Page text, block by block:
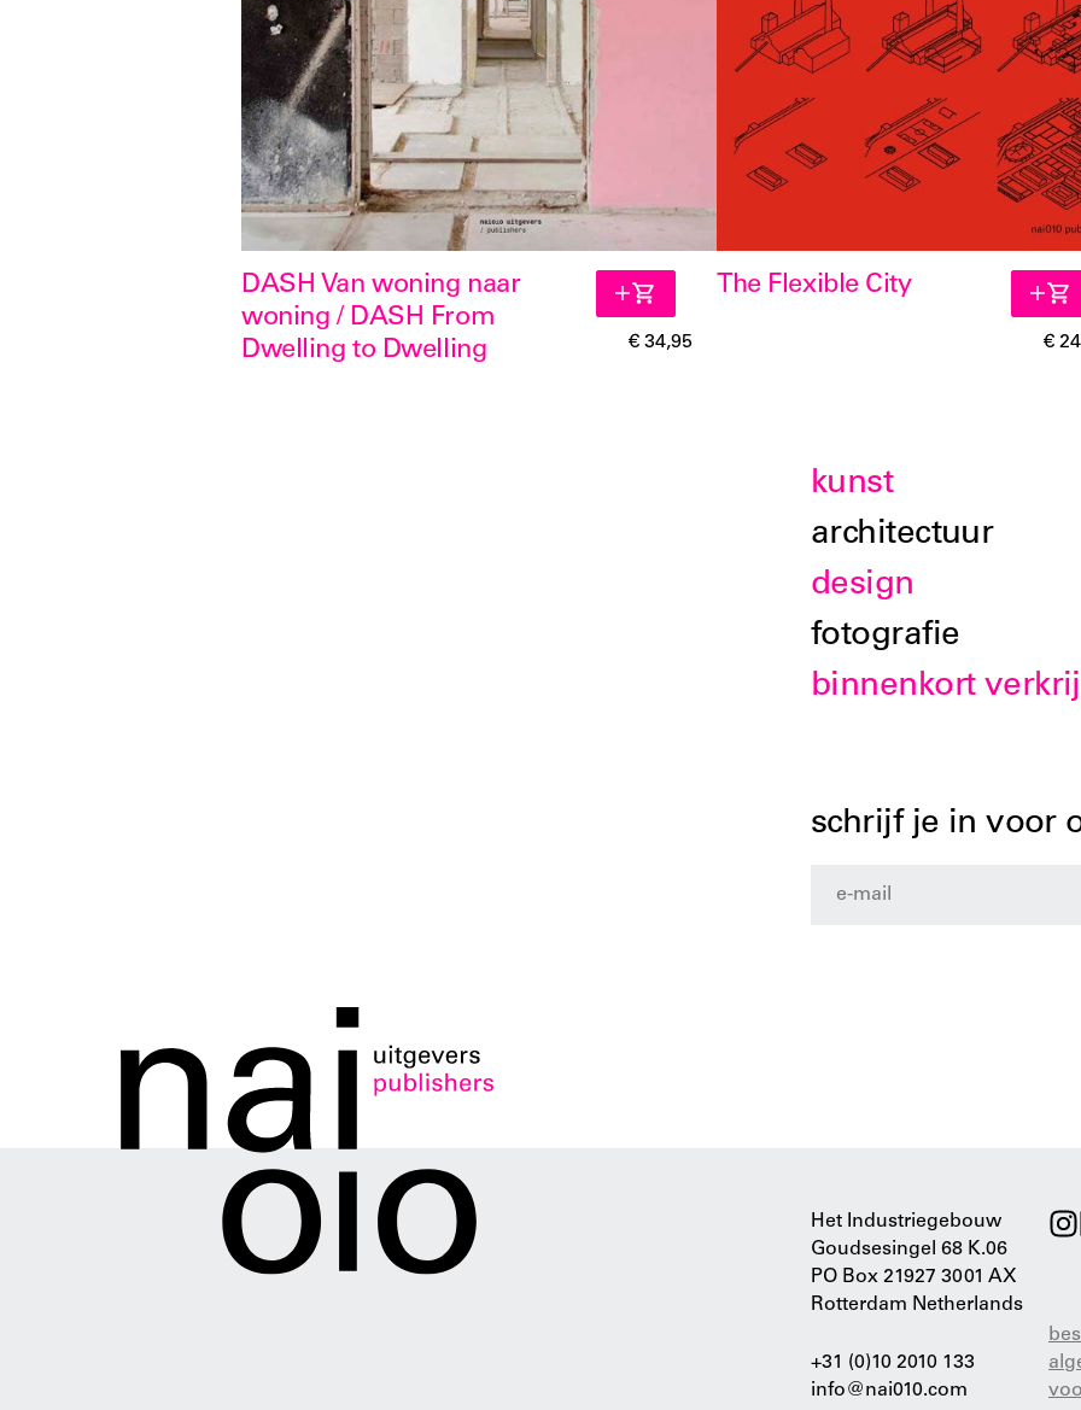
DASH Van woning naar
woning / DASH From
Dwelling to Dwelling
€ 34,95
The Flexible City
€
kunst
architectuur
design
fotografie
binnenkort
schrijf je in voor
Het Industriegebouw
Goudsesingel 68 K.06
PO Box 21927 3001 AX
Rotterdam Netherlands
+31 (0)10 2010 133
info@nai010.com